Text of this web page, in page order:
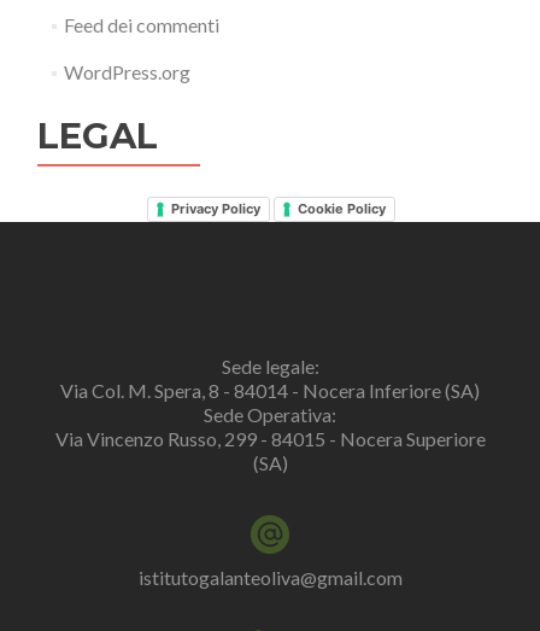
Feed dei commenti
WordPress.org
LEGAL
Privacy Policy Cookie Policy
Sede legale:
Via Col. M. Spera, 8 - 84014 - Nocera Inferiore (SA)
Sede Operativa:
Via Vincenzo Russo, 299 - 84015 - Nocera Superiore
(SA)
istitutogalanteoliva@gmail.com